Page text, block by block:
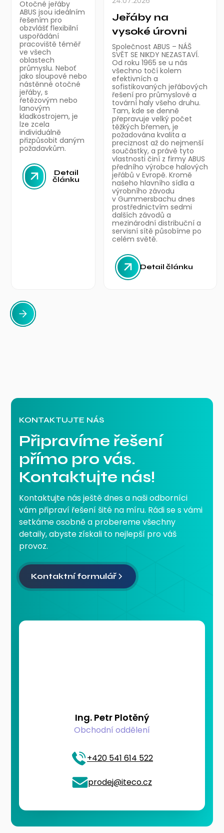
Otočné jeřáby
ABUS jsou ideálním
řešením pro
obzvlášť flexibilní
uspořádání
pracoviště téměř
ve všech
oblastech
průmyslu. Neboť
jako sloupové nebo
nástěnné otočné
jeřáby, s
řetězovým nebo
lanovým
kladkostrojem, je
lze zcela
individuálně
přizpůsobit daným
požadavkům.
Detail
článku
Jeřáby na
vysoké úrovni
Společnost ABUS – NÁŠ
SVĚT SE NIKDY NEZASTAVÍ.
Od roku 1965 se u nás
všechno točí kolem
efektivních a
sofistikovaných jeřábových
řešení pro průmyslové a
tovární haly všeho druhu.
Tam, kde se denně
přepravuje velký počet
těžkých břemen, je
požadována kvalita a
preciznost až do nejmenší
součástky, a právě tyto
vlastnosti činí z firmy ABUS
předního výrobce halových
jeřábů v Evropě. Kromě
našeho hlavního sídla a
výrobního závodu
v Gummersbachu dnes
prostřednictvím sedmi
dalších závodů a
mezinárodní distribuční a
servisní sítě působíme po
celém světě.
Detail článku
KONTAKTUJTE NÁS
Připravíme řešení
přímo pro vás.
Kontaktujte nás!
Kontaktujte nás ještě dnes a naši odborníci
vám připraví řešení šité na míru. Rádi se s vámi
setkáme osobně a probereme všechny
detaily, abyste získali to nejlepší pro váš
provoz.
Kontaktní formulář
Ing. Petr Plotěný
Obchodní oddělení
+420 541 614 522
prodej@iteco.cz